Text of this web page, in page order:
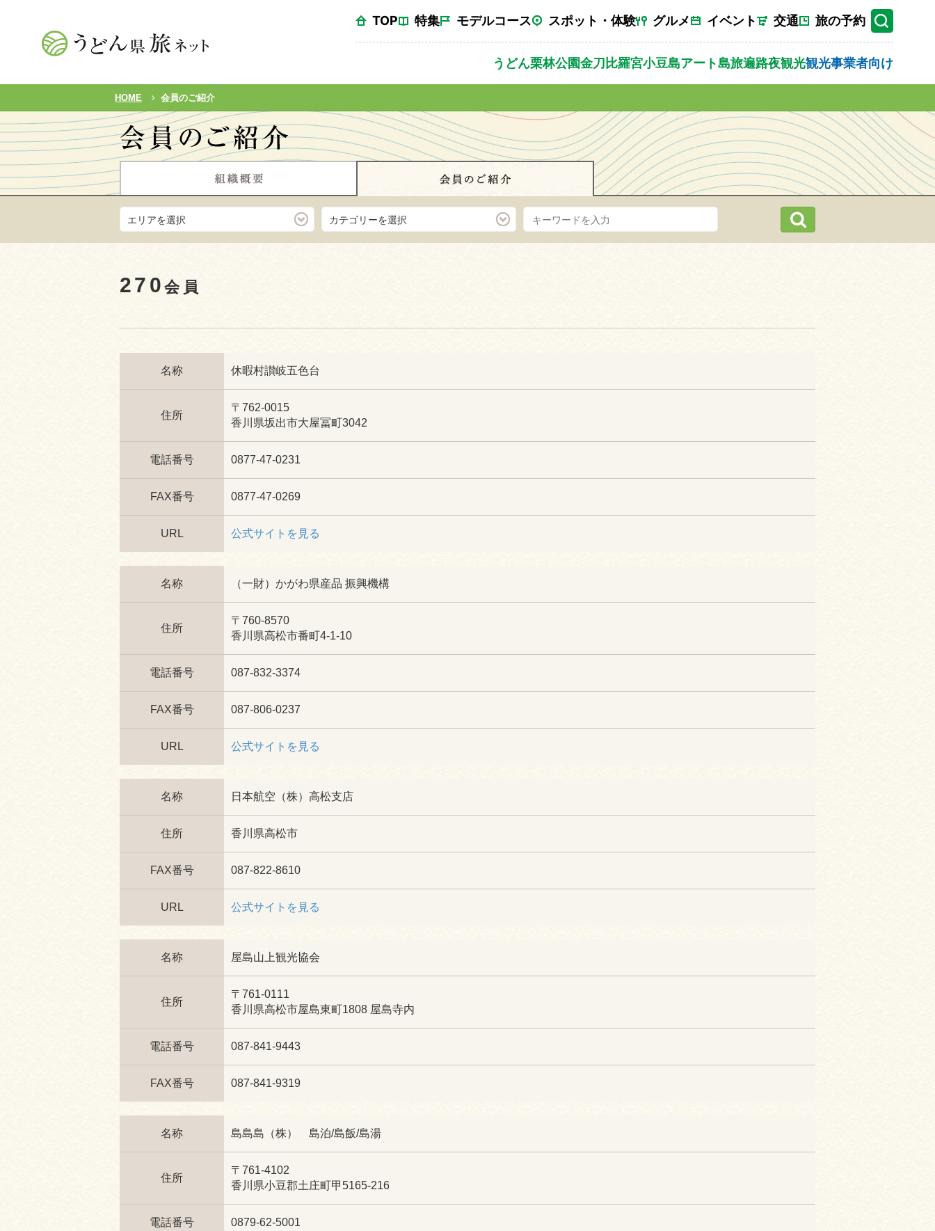
TOP 特集 モデルコース スポット・体験 グルメ イベント 交通 旅の予約
うどん栗林公園金刀比羅宮小豆島アート島旅遍路夜観光観光事業者向け
HOME 会員のご紹介
エリアを選択 カテゴリーを選択
270会員
名称 休暇村讃岐五色台
住所
〒762-0015
香川県坂出市大屋冨町3042
電話番号 0877-47-0231
FAX番号 0877-47-0269
URL 公式サイトを見る
名称 （一財）かがわ県産品 振興機構
住所
〒760-8570
香川県高松市番町4-1-10
電話番号 087-832-3374
FAX番号 087-806-0237
URL 公式サイトを見る
名称 日本航空（株）高松支店
住所 香川県高松市
FAX番号 087-822-8610
URL 公式サイトを見る
名称 屋島山上観光協会
住所
〒761-0111
香川県高松市屋島東町1808 屋島寺内
電話番号 087-841-9443
FAX番号 087-841-9319
名称 島島島（株） 島泊/島飯/島湯
住所
〒761-4102
香川県小豆郡土庄町甲5165-216
電話番号 0879-62-5001